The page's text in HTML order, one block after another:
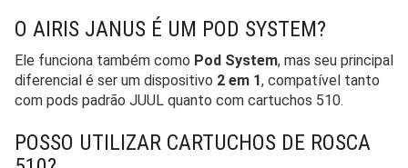
O AIRIS JANUS É UM POD SYSTEM?
Ele funciona também como Pod System, mas seu principal
diferencial é ser um dispositivo 2 em 1, compatível tanto
com pods padrão JUUL quanto com cartuchos 510.
POSSO UTILIZAR CARTUCHOS DE ROSCA